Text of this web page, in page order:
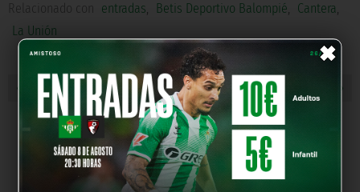
×
Relacionado con entradas, Betis Deportivo Balompié, Cantera,
La Unión
« NOTICIA ANTERIOR NOTICIA SIGUIENTE »
NUESTROS PARTNERS